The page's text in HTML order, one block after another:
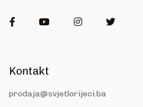
FacebookYoutubeInstagramTwitter
Kontakt
prodaja@svjetlorijeci.ba